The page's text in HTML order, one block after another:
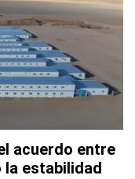
acuerdo entre
la estabilidad